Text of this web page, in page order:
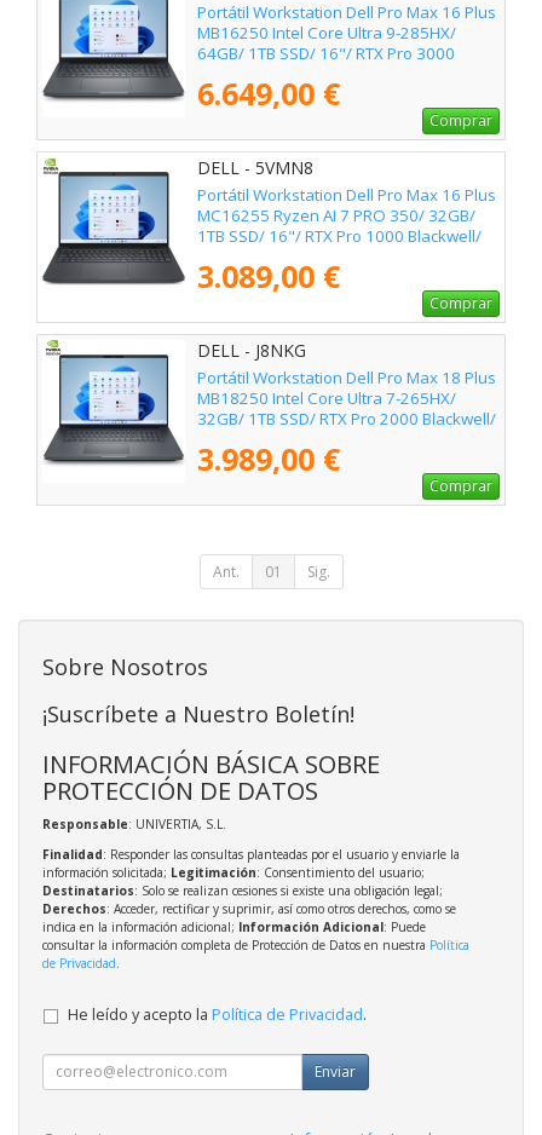
Portátil Workstation Dell Pro Max 16 Plus
MB16250 Intel Core Ultra 9-285HX/
64GB/ 1TB SSD/ 16"/ RTX Pro 3000
6.649,00 €
Comprar
DELL - 5VMN8
Portátil Workstation Dell Pro Max 16 Plus
MC16255 Ryzen AI 7 PRO 350/ 32GB/
1TB SSD/ 16"/ RTX Pro 1000 Blackwell/
3.089,00 €
Comprar
DELL - J8NKG
Portátil Workstation Dell Pro Max 18 Plus
MB18250 Intel Core Ultra 7-265HX/
32GB/ 1TB SSD/ RTX Pro 2000 Blackwell/
3.989,00 €
Comprar
Ant. 01 Sig.
Sobre Nosotros
¡Suscríbete a Nuestro Boletín!
INFORMACIÓN BÁSICA SOBRE
PROTECCIÓN DE DATOS
Responsable: UNIVERTIA, S.L.
Finalidad: Responder las consultas planteadas por el usuario y enviarle la
información solicitada; Legitimación: Consentimiento del usuario;
Destinatarios: Solo se realizan cesiones si existe una obligación legal;
Derechos: Acceder, rectificar y suprimir, así como otros derechos, como se
indica en la información adicional; Información Adicional: Puede
consultar la información completa de Protección de Datos en nuestra Política
de Privacidad.
He leído y acepto la Política de Privacidad.
Enviar